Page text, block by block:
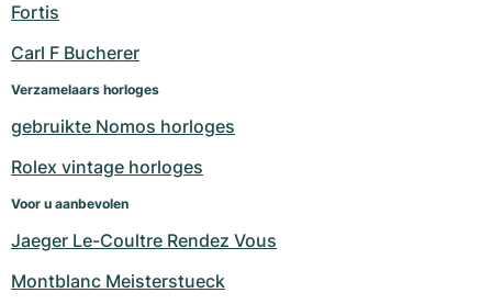
Fortis
Carl F Bucherer
Verzamelaars horloges
gebruikte Nomos horloges
Rolex vintage horloges
Voor u aanbevolen
Jaeger Le-Coultre Rendez Vous
Montblanc Meisterstueck